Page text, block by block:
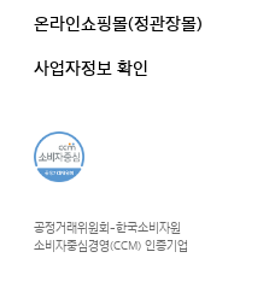
공정거래위원회-한국소비자원
소비자중심경영(CCM) 인증기업
온라인쇼핑몰(정관장몰)
사업자정보 확인